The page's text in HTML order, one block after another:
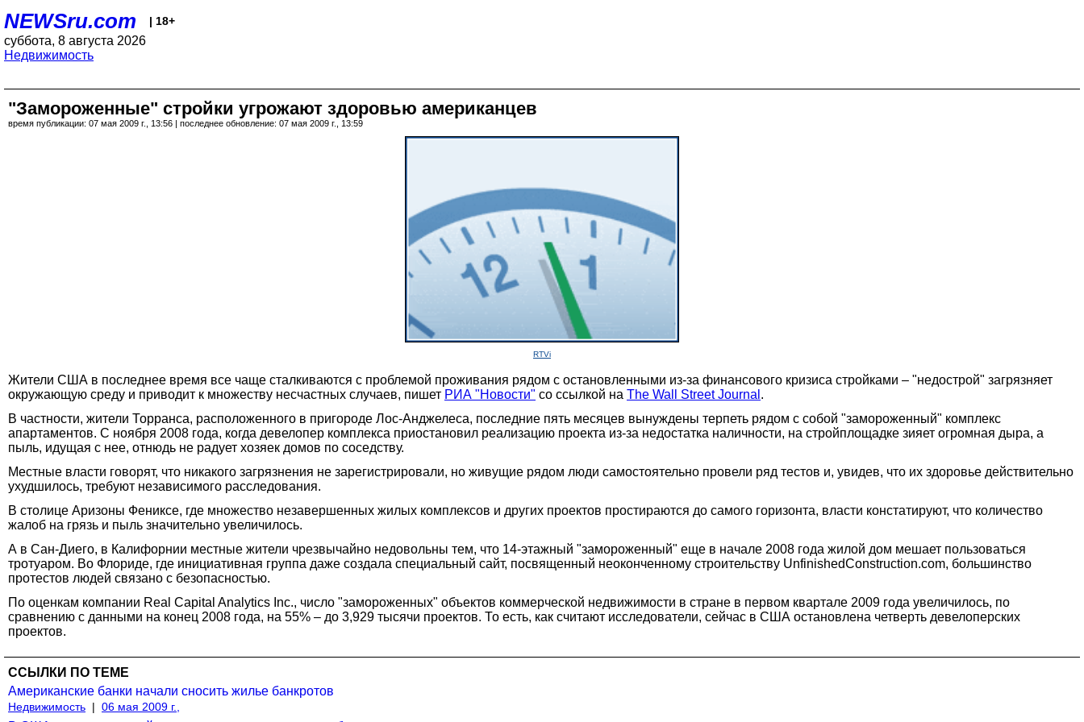
NEWSru.com | 18+
суббота, 8 августа 2026
Недвижимость
"Замороженные" стройки угрожают здоровью американцев
время публикации: 07 мая 2009 г., 13:56 | последнее обновление: 07 мая 2009 г., 13:59
RTVi
Жители США в последнее время все чаще сталкиваются с проблемой проживания рядом с остановленными из-за финансового кризиса стройками – "недострой" загрязняет
окружающую среду и приводит к множеству несчастных случаев, пишет РИА "Новости" со ссылкой на The Wall Street Journal .
В частности, жители Торранса, расположенного в пригороде Лос-Анджелеса, последние пять месяцев вынуждены терпеть рядом с собой "замороженный" комплекс
апартаментов. С ноября 2008 года, когда девелопер комплекса приостановил реализацию проекта из-за недостатка наличности, на стройплощадке зияет огромная дыра, а
пыль, идущая с нее, отнюдь не радует хозяек домов по соседству.
Местные власти говорят, что никакого загрязнения не зарегистрировали, но живущие рядом люди самостоятельно провели ряд тестов и, увидев, что их здоровье действительно
ухудшилось, требуют независимого расследования.
В столице Аризоны Фениксе, где множество незавершенных жилых комплексов и других проектов простираются до самого горизонта, власти констатируют, что количество
жалоб на грязь и пыль значительно увеличилось.
А в Сан-Диего, в Калифорнии местные жители чрезвычайно недовольны тем, что 14-этажный "замороженный" еще в начале 2008 года жилой дом мешает пользоваться
тротуаром. Во Флориде, где инициативная группа даже создала специальный сайт, посвященный неоконченному строительству UnfinishedConstruction.com, большинство
протестов людей связано с безопасностью.
По оценкам компании Real Capital Analytics Inc., число "замороженных" объектов коммерческой недвижимости в стране в первом квартале 2009 года увеличилось, по
сравнению с данными на конец 2008 года, на 55% – до 3,929 тысячи проектов. То есть, как считают исследователи, сейчас в США остановлена четверть девелоперских
проектов.
ССЫЛКИ ПО ТЕМЕ
Американские банки начали сносить жилье банкротов
Недвижимость | 06 мая 2009 г.,